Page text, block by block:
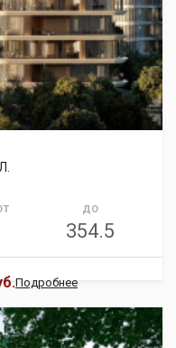
ДО
354.5
Подробнее